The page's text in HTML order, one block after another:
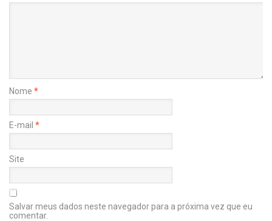
Nome *
E-mail *
Site
Salvar meus dados neste navegador para a próxima vez que eu
comentar.